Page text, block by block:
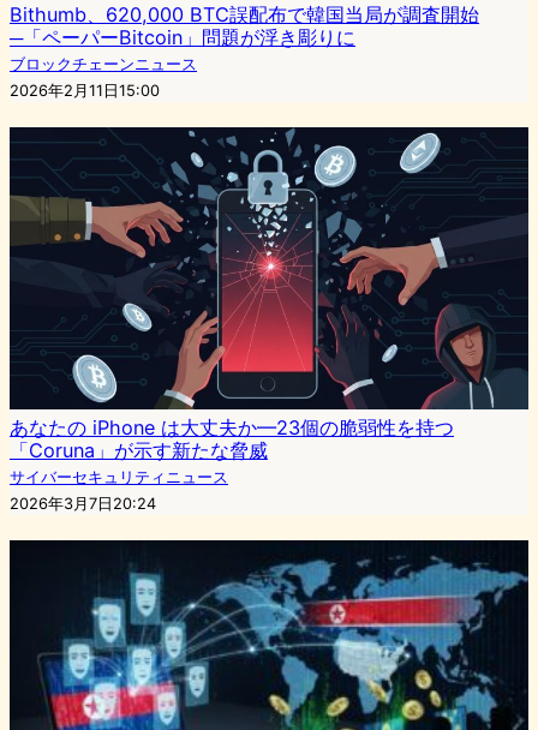
Bithumb、620,000 BTC誤配布で韓国当局が調査開始
─「ペーパーBitcoin」問題が浮き彫りに
ブロックチェーンニュース
2026年2月11日15:00
あなたの iPhone は大丈夫か—23個の脆弱性を持つ
「Coruna」が示す新たな脅威
サイバーセキュリティニュース
2026年3月7日20:24